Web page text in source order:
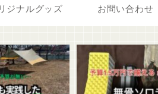
ジナルグッズ お問い合わせ